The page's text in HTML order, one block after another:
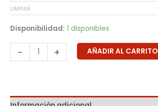
LIMPIAR
Disponibilidad: 1 disponibles
- + AÑADIR AL CARRITO